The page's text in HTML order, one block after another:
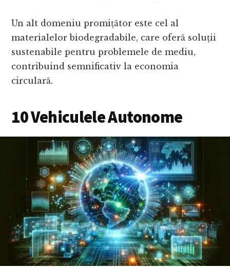
Un alt domeniu promițător este cel al
materialelor biodegradabile, care oferă soluții
sustenabile pentru problemele de mediu,
contribuind semnificativ la economia
circulară.
10 Vehiculele Autonome